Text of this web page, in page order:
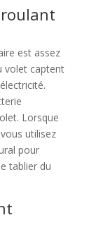
est assez
volet captent
Lorsque
utilisez
pour
tablier du